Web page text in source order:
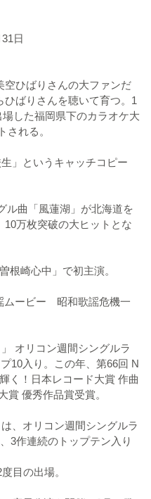
日
空ひばりさんの大ファンだ
ばりさんを聴いて育つ。1
した福岡県下のカラオケ大
される。
」というキャッチコピー
ル曲「風蓮湖」が北海道を
10万枚突破の大ヒットとな
根崎心中」で初主演。
ムービー 昭和歌謡危機一
オリコン週間シングルラ
10入り。この年、第66回 N
く！日本レコード大賞 作曲
賞 優秀作品賞受賞。
、オリコン週間シングルラ
3作連続のトップテン入り
目の出場。